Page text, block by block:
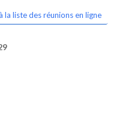
la liste des réunions en ligne